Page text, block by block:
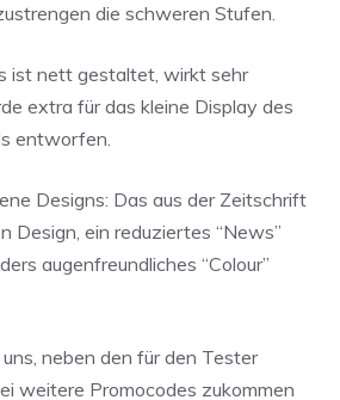
die schweren Stufen.
ist nett gestaltet, wirkt sehr
extra für das kleine Display des
entworfen.
Designs: Das aus der Zeitschrift
Design, ein reduziertes “News”
augenfreundliches “Colour”
neben den für den Tester
weitere Promocodes zukommen